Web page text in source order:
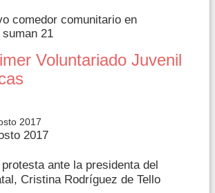
comedor comunitario en
21
Voluntariado Juvenil
2017
2017
protesta ante la presidenta del
Cristina Rodríguez de Tello